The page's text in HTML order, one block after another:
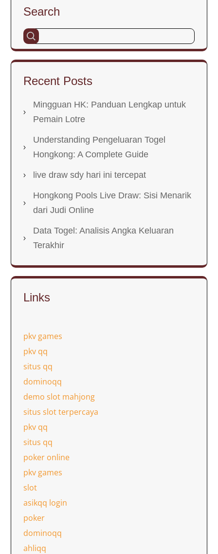
Search
Recent Posts
Mingguan HK: Panduan Lengkap untuk
Pemain Lotre
Understanding Pengeluaran Togel
Hongkong: A Complete Guide
live draw sdy hari ini tercepat
Hongkong Pools Live Draw: Sisi Menarik
dari Judi Online
Data Togel: Analisis Angka Keluaran
Terakhir
Links
pkv games
pkv qq
situs qq
dominoqq
demo slot mahjong
situs slot terpercaya
pkv qq
situs qq
poker online
pkv games
slot
asikqq login
poker
dominoqq
ahliqq